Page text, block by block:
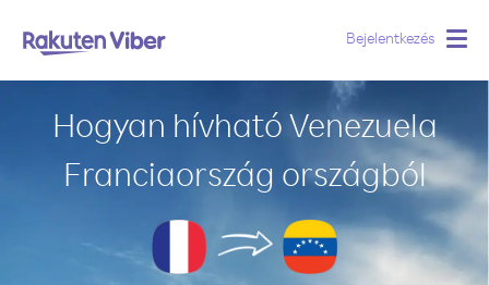
Bejelentkezés
Hogyan hívható Venezuela
Franciaország országból